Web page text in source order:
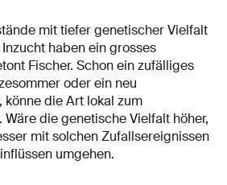
mit tiefer genetischer Vielfalt
haben ein grosses
Fischer. Schon ein zufälliges
oder ein neu
die Art lokal zum
die genetische Vielfalt höher,
mit solchen Zufallsereignissen
umgehen.